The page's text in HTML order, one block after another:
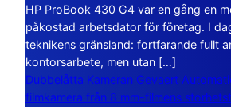
HP ProBook 430 G4 var en gång en
påkostad arbetsdator för företag. I
teknikens gränsland: fortfarande fullt
kontorsarbete, men utan […]
Dubbelåtta Kameran Gevaert
filmkamera från 8 mm-filmens